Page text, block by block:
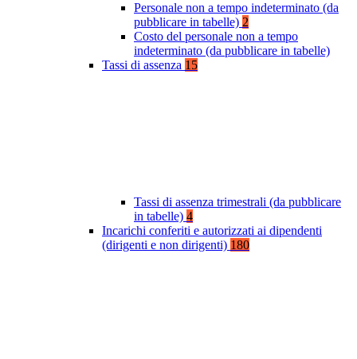
Personale non a tempo indeterminato (da
pubblicare in tabelle) 2
Costo del personale non a tempo
indeterminato (da pubblicare in tabelle)
Tassi di assenza 15
Tassi di assenza trimestrali (da pubblicare
in tabelle) 4
Incarichi conferiti e autorizzati ai dipendenti
(dirigenti e non dirigenti) 180